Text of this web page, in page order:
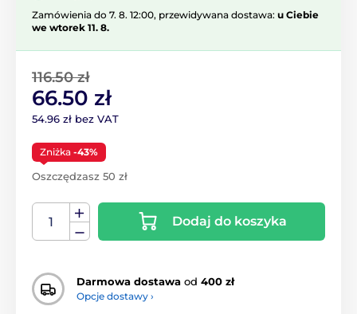
Zamówienia do 7. 8. 12:00, przewidywana dostawa: u Ciebie
we wtorek 11. 8.
116.50 zł
66.50 zł
54.96 zł bez VAT
Zniżka -43%
Oszczędzasz 50 zł
Dodaj do koszyka
Darmowa dostawa od 400 zł
Opcje dostawy ›